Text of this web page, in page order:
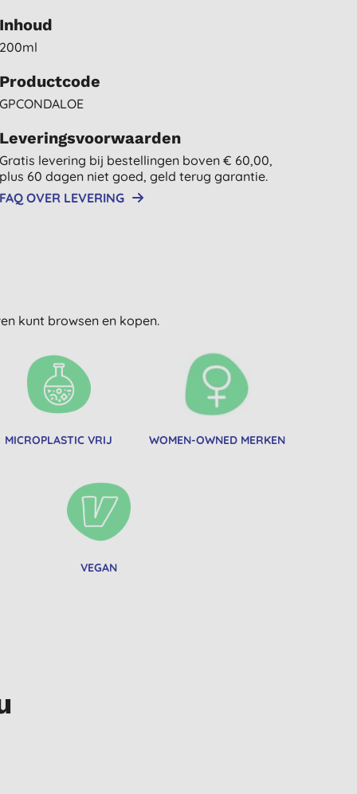
Inhoud
200ml
Productcode
GPCONDALOE
Leveringsvoorwaarden
Gratis levering bij bestellingen boven € 60,00,
plus 60 dagen niet goed, geld terug garantie.
FAQ OVER LEVERING
kunt browsen en kopen.
MICROPLASTIC VRIJ WOMEN-OWNED MERKEN
VEGAN